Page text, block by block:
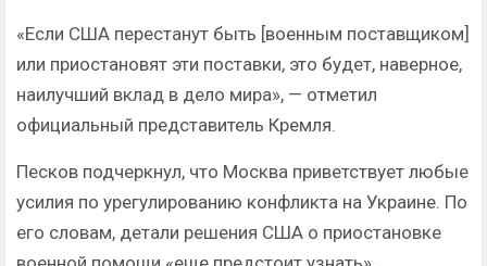
«Если США перестанут быть [военным поставщиком]
или приостановят эти поставки, это будет, наверное,
наилучший вклад в дело мира», — отметил
официальный представитель Кремля.
Песков подчеркнул, что Москва приветствует любые
усилия по урегулированию конфликта на Украине. По
его словам, детали решения США о приостановке